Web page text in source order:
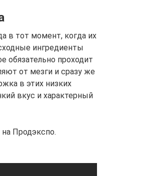
в тот момент, когда их
ингредиенты
обязательно проходит
от мезги и сразу же
в этих низких
вкус и характерный
на Продэкспо.